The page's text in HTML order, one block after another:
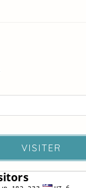
VISITER